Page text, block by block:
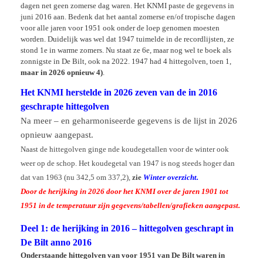
dagen net geen zomerse dag waren. Het KNMI paste de gegevens in
juni 2016 aan. Bedenk dat het aantal zomerse en/of tropische dagen
voor alle jaren voor 1951 ook onder de loep genomen moesten
worden. Duidelijk was wel dat 1947 tuimelde in de recordlijsten, ze
stond 1e in warme zomers. Nu staat ze 6e, maar nog wel te boek als
zonnigste in De Bilt, ook na 2022. 1947 had 4 hittegolven, toen 1,
maar in 2026 opnieuw 4).
Het KNMI herstelde in 2026 zeven van de in 2016
geschrapte hittegolven
Na meer – en geharmoniseerde gegevens is de lijst in 2026
opnieuw aangepast.
Naast de hittegolven ginge nde koudegetallen voor de winter ook
weer op de schop. Het koudegetal van 1947 is nog steeds hoger dan
dat van 1963 (nu 342,5 om 337,2), zie Winter overzicht.
Door de herijking in 2026 door het KNMI over de jaren 1901 tot
1951 in de temperatuur zijn gegevens/tabellen/grafieken aangepast.
Deel 1: de herijking in 2016 – hittegolven geschrapt in
De Bilt anno 2016
Onderstaande hittegolven van voor 1951 van De Bilt waren in